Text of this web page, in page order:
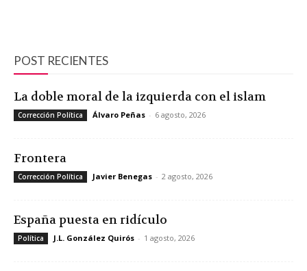
POST RECIENTES
La doble moral de la izquierda con el islam
Corrección Política Álvaro Peñas - 6 agosto, 2026
Frontera
Corrección Política Javier Benegas - 2 agosto, 2026
España puesta en ridículo
Política J.L. González Quirós - 1 agosto, 2026